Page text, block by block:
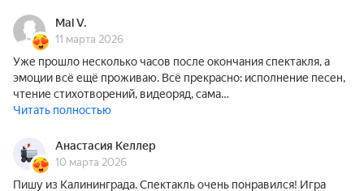
Mal V.
11 марта 2026
Уже прошло несколько часов после окончания спектакля, а
эмоции всё ещё проживаю. Всё прекрасно: исполнение песен,
чтение стихотворений, видеоряд, сама…
Читать полностью
Анастасия Келлер
10 марта 2026
Пишу из Калининграда. Спектакль очень понравился! Игра